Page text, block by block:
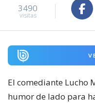
3490
visitas
El comediante Lucho
humor de lado para